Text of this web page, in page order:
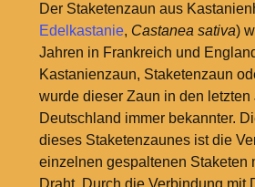
Der Staketenzaun aus
Edelkastanie, Castanea sativa)
Jahren in Frankreich und
Kastanienzaun, Staketenzaun
wurde dieser Zaun in den letzten
Deutschland immer bekannter.
dieses Staketenzaunes ist die
einzelnen gespaltenen Staketen